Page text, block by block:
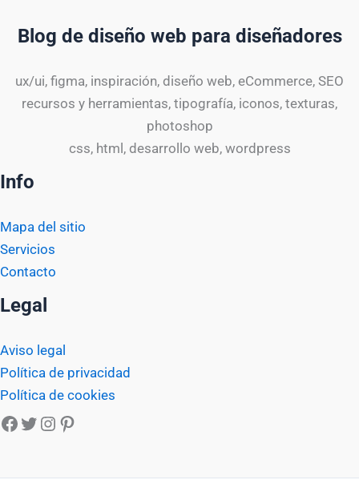
Blog de diseño web para diseñadores
ux/ui, figma, inspiración, diseño web, eCommerce, SEO
recursos y herramientas, tipografía, iconos, texturas,
photoshop
css, html, desarrollo web, wordpress
Info
Mapa del sitio
Servicios
Contacto
Legal
Aviso legal
Política de privacidad
Política de cookies
Facebook
Twitter
Instagram
Pinterest